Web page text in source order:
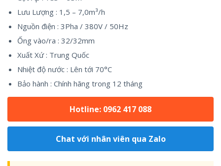
Lưu Lượng : 1,5 – 7,0m³/h
Nguồn điện : 3Pha / 380V / 50Hz
Ống vào/ra : 32/32mm
Xuất Xứ : Trung Quốc
Nhiệt độ nước : Lên tới 70°C
Bảo hành : Chính hãng trong 12 tháng
Hotline: 0962 417 088
Chat với nhân viên qua Zalo